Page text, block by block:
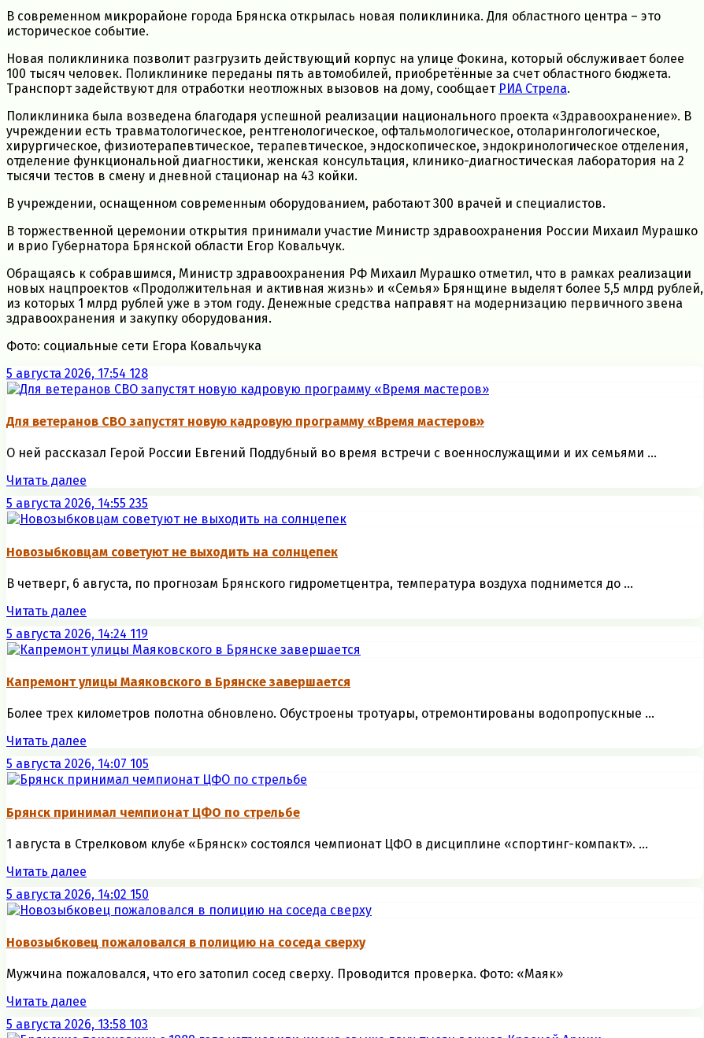
В современном микрорайоне города Брянска открылась новая поликлиника. Для областного центра – это
историческое событие.
Новая поликлиника позволит разгрузить действующий корпус на улице Фокина, который обслуживает более
100 тысяч человек. Поликлинике переданы пять автомобилей, приобретённые за счет областного бюджета.
Транспорт задействуют для отработки неотложных вызовов на дому, сообщает РИА Стрела.
Поликлиника была возведена благодаря успешной реализации национального проекта «Здравоохранение». В
учреждении есть травматологическое, рентгенологическое, офтальмологическое, отоларингологическое,
хирургическое, физиотерапевтическое, терапевтическое, эндоскопическое, эндокринологическое отделения,
отделение функциональной диагностики, женская консультация, клинико-диагностическая лаборатория на 2
тысячи тестов в смену и дневной стационар на 43 койки.
В учреждении, оснащенном современным оборудованием, работают 300 врачей и специалистов.
В торжественной церемонии открытия принимали участие Министр здравоохранения России Михаил Мурашко
и врио Губернатора Брянской области Егор Ковальчук.
Обращаясь к собравшимся, Министр здравоохранения РФ Михаил Мурашко отметил, что в рамках реализации
новых нацпроектов «Продолжительная и активная жизнь» и «Семья» Брянщине выделят более 5,5 млрд рублей,
из которых 1 млрд рублей уже в этом году. Денежные средства направят на модернизацию первичного звена
здравоохранения и закупку оборудования.
Фото: социальные сети Егора Ковальчука
5 августа 2026, 17:54 128
Для ветеранов СВО запустят новую кадровую программу «Время мастеров»
О ней рассказал Герой России Евгений Поддубный во время встречи с военнослужащими и их семьями ...
Читать далее
5 августа 2026, 14:55 235
Новозыбковцам советуют не выходить на солнцепек
В четверг, 6 августа, по прогнозам Брянского гидрометцентра, температура воздуха поднимется до ...
Читать далее
5 августа 2026, 14:24 119
Капремонт улицы Маяковского в Брянске завершается
Более трех километров полотна обновлено. Обустроены тротуары, отремонтированы водопропускные ...
Читать далее
5 августа 2026, 14:07 105
Брянск принимал чемпионат ЦФО по стрельбе
1 августа в Стрелковом клубе «Брянск» состоялся чемпионат ЦФО в дисциплине «спортинг-компакт». ...
Читать далее
5 августа 2026, 14:02 150
Новозыбковец пожаловался в полицию на соседа сверху
Мужчина пожаловался, что его затопил сосед сверху. Проводится проверка. Фото: «Маяк»
Читать далее
5 августа 2026, 13:58 103